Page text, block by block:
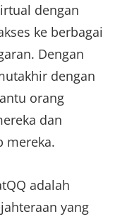
dengan
ke berbagai
Dengan
dengan
orang
dan
mereka.
adalah
yang